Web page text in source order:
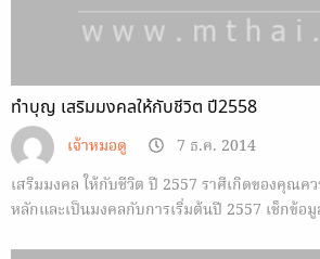
ทำบุญ เสริมมงคลให้กับชีวิต ปี2558
เจ้าหมอดู
7 ธ.ค. 2014
เสริมมงคล ให้กับชีวิต ปี 2557 ราศีเกิดของคุณค
หลักและเป็นมงคลกับการเริ่มต้นปี 2557 เช็กข้อมู